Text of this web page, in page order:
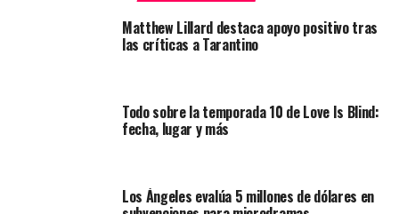
Matthew Lillard destaca apoyo positivo tras
las críticas a Tarantino
Todo sobre la temporada 10 de Love Is Blind:
fecha, lugar y más
Los Ángeles evalúa 5 millones de dólares en